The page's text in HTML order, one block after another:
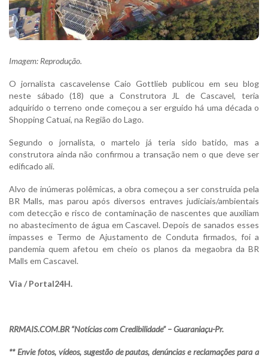
Imagem: Reprodução.
O jornalista cascavelense Caio Gottlieb publicou em seu blog
neste sábado (18) que a Construtora JL de Cascavel, teria
adquirido o terreno onde começou a ser erguido há uma década o
Shopping Catuaí, na Região do Lago.
Segundo o jornalista, o martelo já teria sido batido, mas a
construtora ainda não confirmou a transação nem o que deve ser
edificado ali.
Alvo de inúmeras polêmicas, a obra começou a ser construída pela
BR Malls, mas parou após diversos entraves judiciais/ambientais
com detecção e risco de contaminação de nascentes que auxiliam
no abastecimento de água em Cascavel. Depois de sanados esses
impasses e Termo de Ajustamento de Conduta firmados, foi a
pandemia quem afetou em cheio os planos da megaobra da BR
Malls em Cascavel.
Via / Portal24H.
RRMAIS.COM.BR “Notícias com Credibilidade” – Guaraniaçu-Pr.
** Envie fotos, vídeos, sugestão de pautas, denúncias e reclamações para a